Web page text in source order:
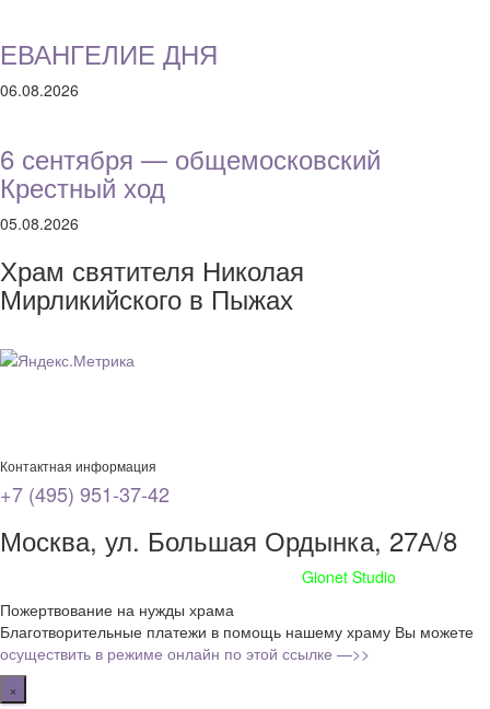
ЕВАНГЕЛИЕ ДНЯ
06.08.2026
6 сентября — общемосковский
Крестный ход
05.08.2026
Храм святителя Николая
Мирликийского в Пыжах
Контактная информация
+7 (495) 951-37-42
Москва, ул. Большая Ордынка, 27А/8
Gionet Studio
Пожертвование на нужды храма
Благотворительные платежи в помощь нашему храму Вы можете
осуществить в режиме онлайн по этой ссылке —>>
×